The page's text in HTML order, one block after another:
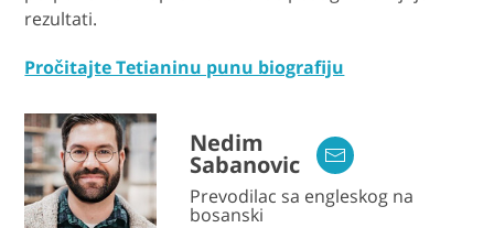
rezultati.
Pročitajte Tetianinu punu biografiju
Nedim
Sabanovic
Prevodilac sa engleskog na
bosanski